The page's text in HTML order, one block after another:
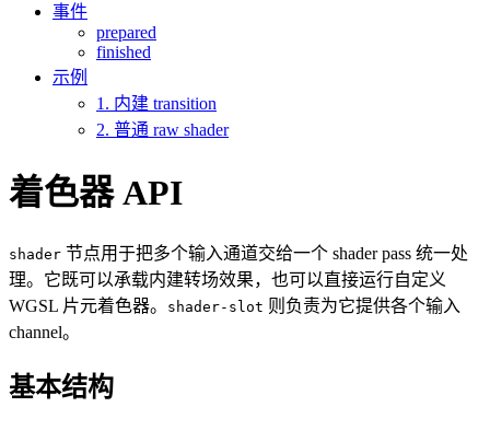
事件
prepared
finished
示例
1. 内建 transition
2. 普通 raw shader
着色器 API
shader 节点用于把多个输入通道交给一个 shader pass 统一处
理。它既可以承载内建转场效果，也可以直接运行自定义
WGSL 片元着色器。
shader-slot 则负责为它提供各个输入
channel。
基本结构